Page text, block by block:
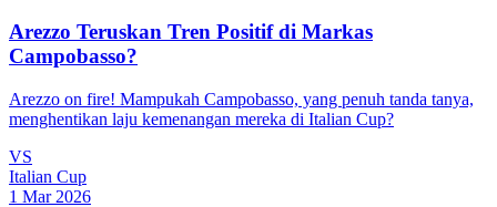
Arezzo Teruskan Tren Positif di Markas
Campobasso?
Arezzo on fire! Mampukah Campobasso, yang penuh tanda tanya,
menghentikan laju kemenangan mereka di Italian Cup?
VS
Italian Cup
1 Mar 2026